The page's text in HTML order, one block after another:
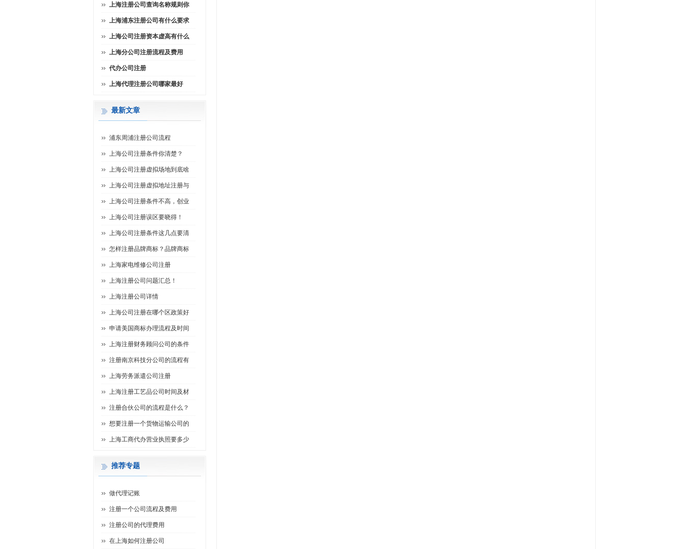
上海注册公司查询名称规则你
上海浦东注册公司有什么要求
上海公司注册资本虚高有什么
上海分公司注册流程及费用
代办公司注册
上海代理注册公司哪家最好
最新文章
浦东周浦注册公司流程
上海公司注册条件你清楚？
上海公司注册虚拟场地到底啥
上海公司注册虚拟地址注册与
上海公司注册条件不高，创业
上海公司注册误区要晓得！
上海公司注册条件这几点要清
怎样注册品牌商标？品牌商标
上海家电维修公司注册
上海注册公司问题汇总！
上海注册公司详情
上海公司注册在哪个区政策好
申请美国商标办理流程及时间
上海注册财务顾问公司的条件
注册南京科技分公司的流程有
上海劳务派遣公司注册
上海注册工艺品公司时间及材
注册合伙公司的流程是什么？
想要注册一个货物运输公司的
上海工商代办营业执照要多少
推荐专题
做代理记账
注册一个公司流程及费用
注册公司的代理费用
在上海如何注册公司